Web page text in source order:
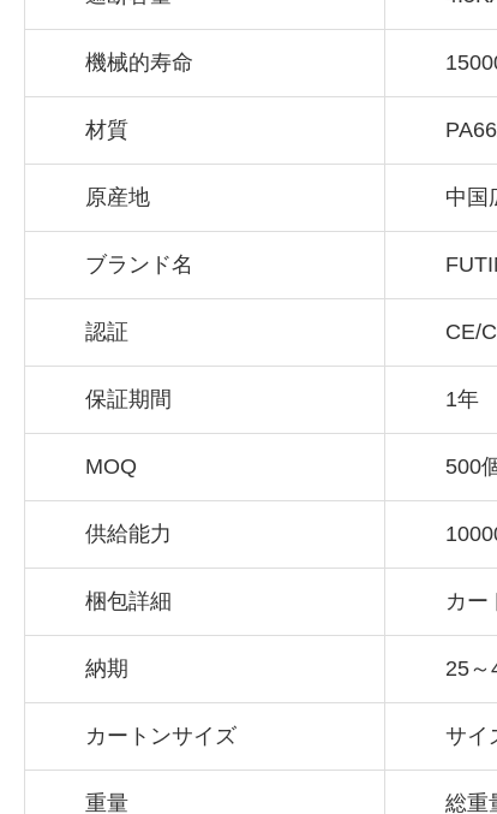
機械的寿命
材質
原産地 中国
ブランド名
認証 CE/
保証期間 1年
MOQ 500
供給能力
梱包詳細 カー
納期 25～
カートンサイズ サイ
重量 総重